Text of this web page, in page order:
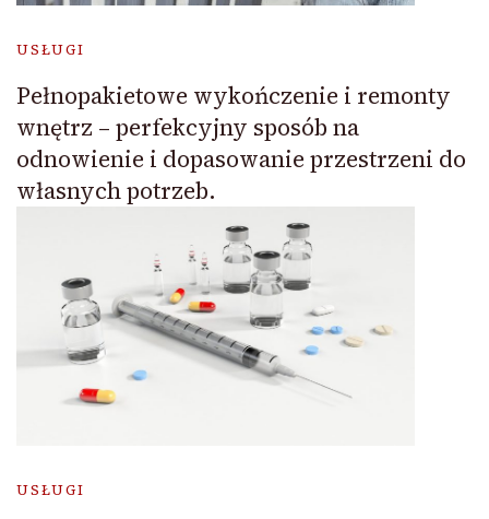
USŁUGI
Pełnopakietowe wykończenie i remonty
wnętrz – perfekcyjny sposób na
odnowienie i dopasowanie przestrzeni do
własnych potrzeb.
USŁUGI